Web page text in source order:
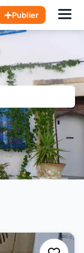
Publier